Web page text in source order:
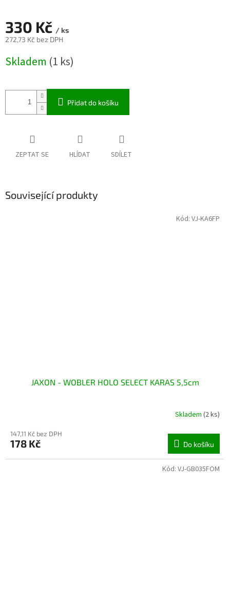
330 Kč / ks
272,73 Kč bez DPH
cena:
Skladem (1 ks)
Přidat do košíku
ZEPTAT SE HLÍDAT SDÍLET
Související produkty
JAXON - WOBLER HOLO SELECT KARAS 5,5cm
Skladem (2 ks)
147,11 Kč bez DPH
178 Kč Do košíku
Kód: VJ-KA6FP
Kód: VJ-GB035FOM